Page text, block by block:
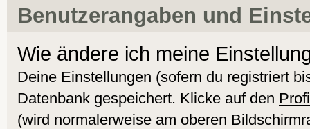
Benutzerangaben und
Wie ändere ich meine
Deine Einstellungen (sofern du registriert
Datenbank gespeichert. Klicke auf den
(wird normalerweise am oberen